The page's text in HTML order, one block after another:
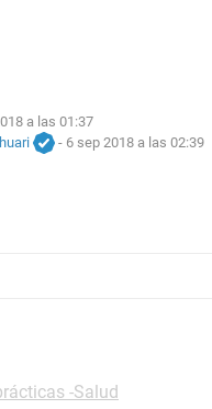
a las 01:37
- 6 sep 2018 a las 02:39
-Salud